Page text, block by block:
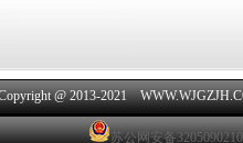
@ 2013-2021
苏公网安备